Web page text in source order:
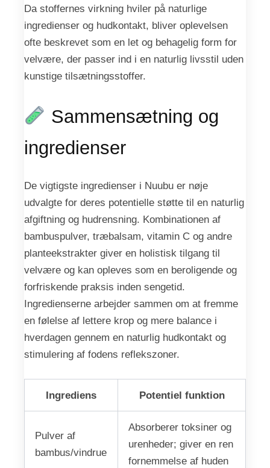
Da stoffernes virkning hviler på naturlige
ingredienser og hudkontakt, bliver oplevelsen
ofte beskrevet som en let og behagelig form for
velvære, der passer ind i en naturlig livsstil uden
kunstige tilsætningsstoffer.
Sammensætning og
ingredienser
De vigtigste ingredienser i Nuubu er nøje
udvalgte for deres potentielle støtte til en naturlig
afgiftning og hudrensning. Kombinationen af
bambuspulver, træbalsam, vitamin C og andre
planteekstrakter giver en holistisk tilgang til
velvære og kan opleves som en beroligende og
forfriskende praksis inden sengetid.
Ingredienserne arbejder sammen om at fremme
en følelse af lettere krop og mere balance i
hverdagen gennem en naturlig hudkontakt og
stimulering af fodens reflekszoner.
Ingrediens Potentiel funktion
Pulver af
bambus/vindrue
Absorberer toksiner og
urenheder; giver en ren
fornemmelse af huden